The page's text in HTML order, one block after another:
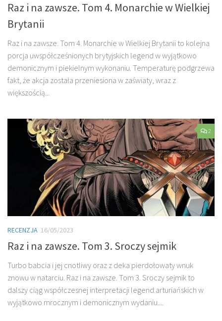
Raz i na zawsze. Tom 4. Monarchie w Wielkiej
Brytanii
Raz i na zawsze. Tom 4. Monarchie w Wielkiej Brytanii to kolejna
porcja uwspółcześnionych brytyjskich legend w wyjątkowo
demonicznym i piekielnym wykonaniu. Temperaturę podgrzewa
fakt, że akcja została przeniesiona w zaświaty, wraz z
większością...
2
RECENZJA 16/05/2023
Raz i na zawsze. Tom 3. Sroczy sejmik
Turbo babcia i jej cnotliwy oraz z deka pierdołowaty wnuk
znowu w natarciu. Raz i na zawsze. Tom 3. Sroczy sejmik to
dalszy ciąg współczesnej interpretacji legend arturiańskich w
wyjątkowo mrocznym i demonicznym wydaniu....